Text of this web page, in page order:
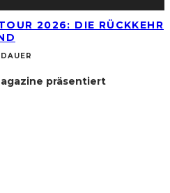
2026: DIE RÜCKKEHR
präsentiert